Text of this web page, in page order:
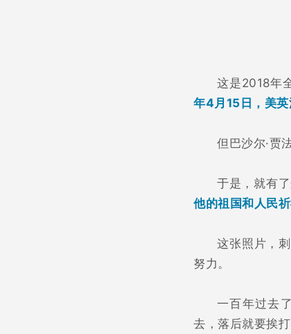
这是2018年
年4月15日，美英
但巴沙尔·贾
于是，就有
他的祖国和人民祈
这张照片，
努力。
一百年过去
去，落后就要挨打